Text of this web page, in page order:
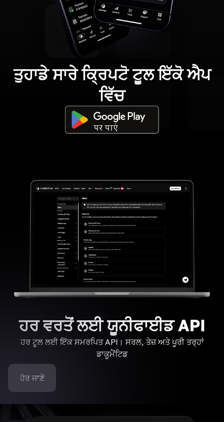
ਤੁਹਾਡੇ ਸਾਰੇ ਕ੍ਰਿਪਟੋ ਟੂਲ ਇੱਕੋ ਐਪ
ਵਿੱਚ
ਹਰ ਵਰਤੋਂ ਲਈ ਯੂਨੀਫਾਈਡ API
ਹਰ ਟੂਲ ਲਈ ਇੱਕ ਸਮਰਪਿਤ API। ਸਰਲ, ਤੇਜ਼ ਅਤੇ ਪੂਰੀ ਤਰ੍ਹਾਂ
ਡਾਕੂਮੈਂਟਿਡ
ਹੋਰ ਜਾਣੋ